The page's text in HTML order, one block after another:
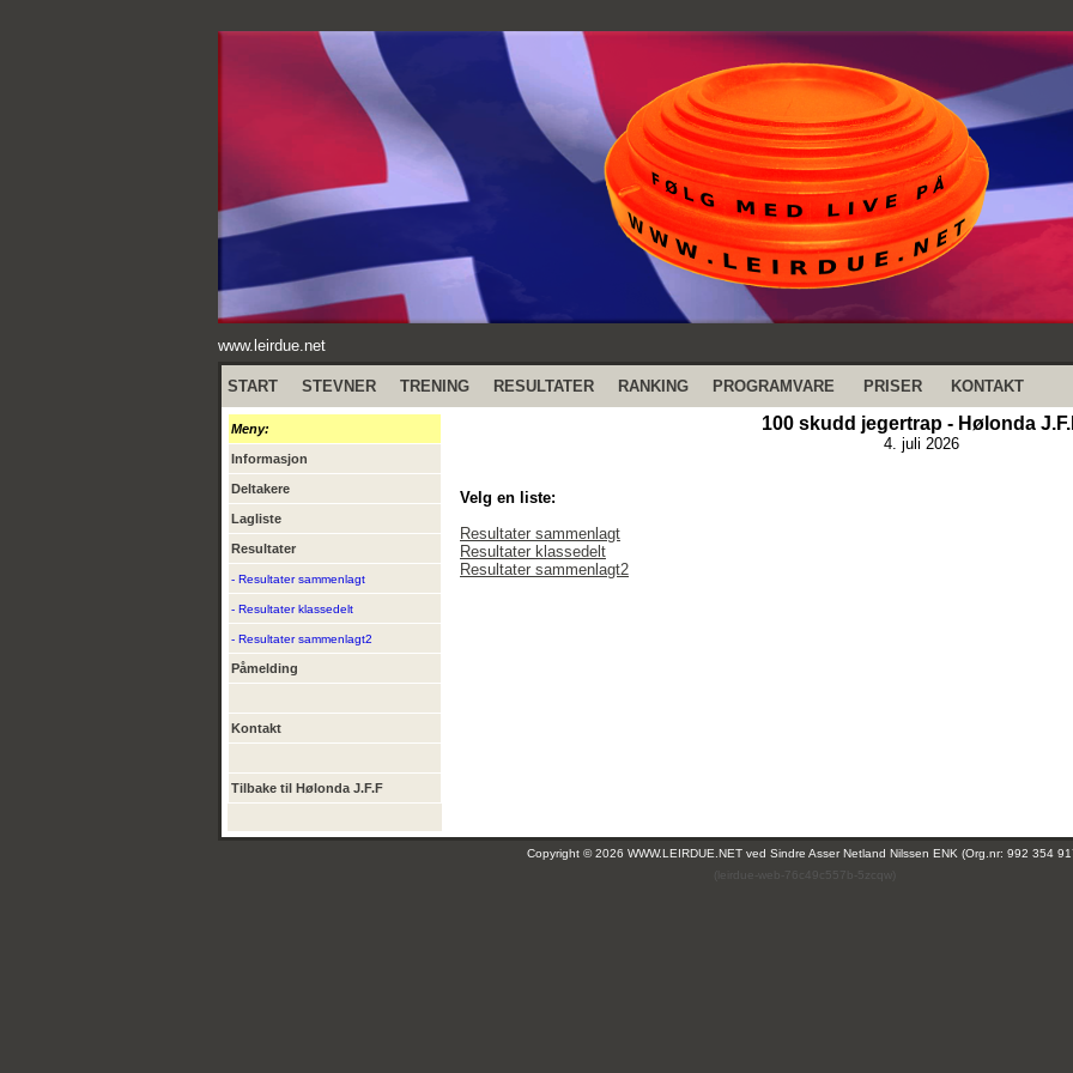
www.leirdue.net
START STEVNER TRENING RESULTATER RANKING PROGRAMVARE PRISER KONTAKT
Meny:
Informasjon
Deltakere
Lagliste
Resultater
- Resultater sammenlagt
- Resultater klassedelt
- Resultater sammenlagt2
Påmelding
Kontakt
Tilbake til Hølonda J.F.F
100 skudd jegertrap - Hølonda
4. juli 2026
Velg en liste:
Resultater sammenlagt
Resultater klassedelt
Resultater sammenlagt2
Copyright © 2026 WWW.LEIRDUE.NET ved Sindre Asser Netland Nilssen ENK (Org.nr: 992 354
(leirdue-web-76c49c557b-5zcqw)